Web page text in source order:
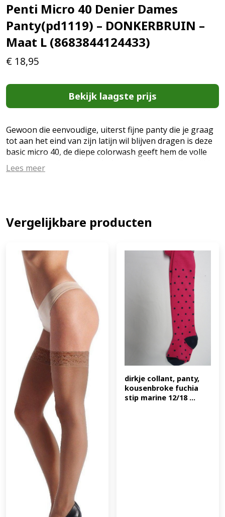
Penti Micro 40 Denier Dames
Panty(pd1119) – DONKERBRUIN –
Maat L (8683844124433)
€ 18,95
Bekijk laagste prijs
Gewoon die eenvoudige, uiterst fijne panty die je graag
tot aan het eind van zijn latijn wil blijven dragen is deze
basic micro 40, de diepe colorwash geeft hem de volle
kleur die goed tot zijn recht komt op deze medium dikke
ondoorzichtige panty. Microcollectie 40 deniers Extra
Lees meer
Vergelijkbare producten
dirkje collant, panty,
kousenbroke fuchia
stip marine 12/18 ...